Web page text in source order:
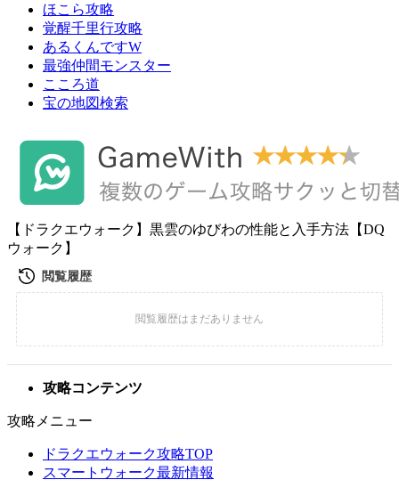
ほこら攻略
覚醒千里行攻略
あるくんですW
最強仲間モンスター
こころ道
宝の地図検索
【ドラクエウォーク】黒雲のゆびわの性能と入手方法【DQ
ウォーク】
攻略コンテンツ
攻略メニュー
ドラクエウォーク攻略TOP
スマートウォーク最新情報